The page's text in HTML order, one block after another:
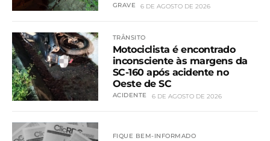
GRAVE 6 DE AGOSTO DE 2026
TRÂNSITO
Motociclista é encontrado
inconsciente às margens da
SC-160 após acidente no
Oeste de SC
ACIDENTE 6 DE AGOSTO DE 2026
FIQUE BEM-INFORMADO